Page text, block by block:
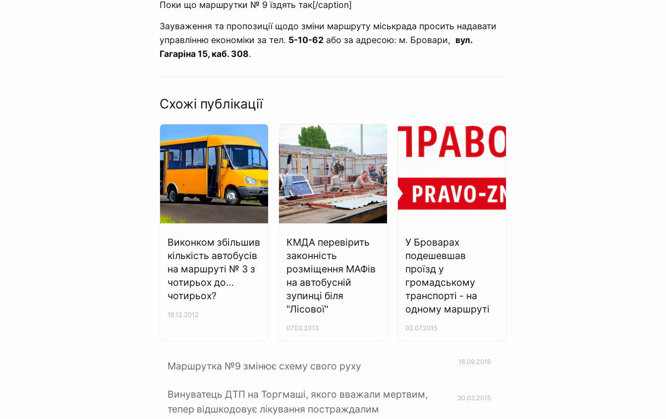
Поки що маршрутки № 9 їздять так[/caption]
Зауваження та пропозиції щодо зміни маршруту міськрада просить надавати
управлінню економіки за тел. 5-10-62 або за адресою: м. Бровари, вул.
Гагаріна 15, каб. 308.
Схожі публікації
Виконком збільшив
кількість автобусів
на маршруті № 3 з
чотирьох до…
чотирьох?
18.12.2012
КМДА перевірить
законність
розміщення МАФів
на автобусній
зупинці біля
"Лісової"
07.03.2013
У Броварах
подешевшав
проїзд у
громадському
транспорті - на
одному маршруті
02.07.2015
Маршрутка №9 змінює схему свого руху 16.09.2016
Винуватець ДТП на Торгмаші, якого вважали мертвим,
тепер відшкодовує лікування постраждалим
30.03.2015